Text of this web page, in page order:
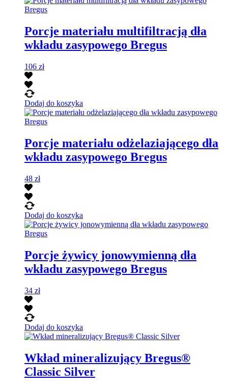
Porcje materiału multifiltracją dła
wkładu zasypowego Bregus
106 zł
Dodaj do koszyka
Porcje materiału odżelaziającego dła
wkładu zasypowego Bregus
48 zł
Dodaj do koszyka
Porcje żywicy jonowymienną dła
wkładu zasypowego Bregus
34 zł
Dodaj do koszyka
Wkład mineralizujący Bregus®
Classic Silver